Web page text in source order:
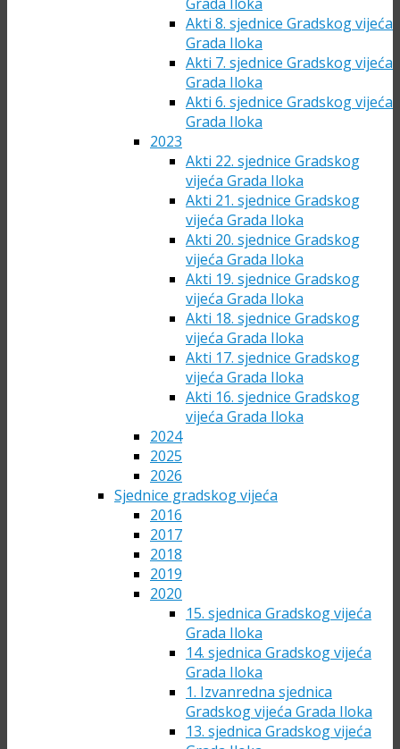
Akti 8. sjednice Gradskog vijeća
Grada Iloka
Akti 7. sjednice Gradskog vijeća
Grada Iloka
Akti 6. sjednice Gradskog vijeća
Grada Iloka
2023
Akti 22. sjednice Gradskog
vijeća Grada Iloka
Akti 21. sjednice Gradskog
vijeća Grada Iloka
Akti 20. sjednice Gradskog
vijeća Grada Iloka
Akti 19. sjednice Gradskog
vijeća Grada Iloka
Akti 18. sjednice Gradskog
vijeća Grada Iloka
Akti 17. sjednice Gradskog
vijeća Grada Iloka
Akti 16. sjednice Gradskog
vijeća Grada Iloka
2024
2025
2026
Sjednice gradskog vijeća
2016
2017
2018
2019
2020
15. sjednica Gradskog vijeća
Grada Iloka
14. sjednica Gradskog vijeća
Grada Iloka
1. Izvanredna sjednica
Gradskog vijeća Grada Iloka
13. sjednica Gradskog vijeća